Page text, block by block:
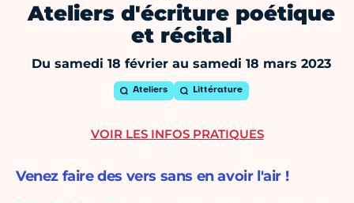
Ateliers d'écriture poétique
et récital
Du samedi 18 février au samedi 18 mars 2023
Ateliers Littérature
Venez faire des vers sans en avoir l'air !
VOIR LES INFOS PRATIQUES